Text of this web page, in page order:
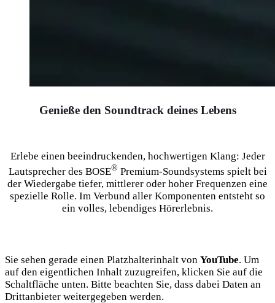
Genieße den Soundtrack deines Lebens
Erlebe einen beeindruckenden, hochwertigen Klang: Jeder
Lautsprecher des BOSE® Premium-Soundsystems spielt bei
der Wiedergabe tiefer, mittlerer oder hoher Frequenzen eine
spezielle Rolle. Im Verbund aller Komponenten entsteht so
ein volles, lebendiges Hörerlebnis.
Sie sehen gerade einen Platzhalterinhalt von YouTube. Um
auf den eigentlichen Inhalt zuzugreifen, klicken Sie auf die
Schaltfläche unten. Bitte beachten Sie, dass dabei Daten an
Drittanbieter weitergegeben werden.